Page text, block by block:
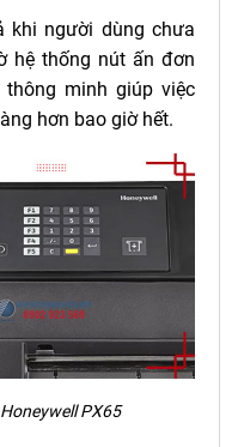
khi người dùng chưa
hệ thống nút ấn đơn
minh giúp việc
hơn bao giờ hết.
PX65